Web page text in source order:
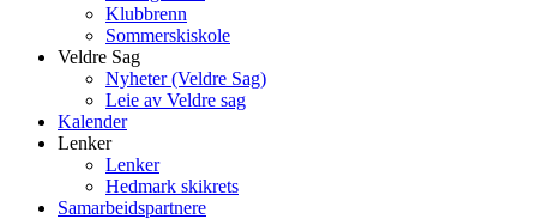
Klubbrenn
Sommerskiskole
Veldre Sag
Nyheter (Veldre Sag)
Leie av Veldre sag
Kalender
Lenker
Lenker
Hedmark skikrets
Samarbeidspartnere